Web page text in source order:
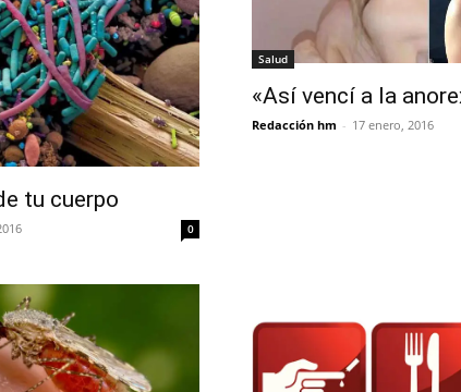
tu cuerpo
0
Salud
«Así vencí a la
Redacción hm - 17 enero, 2016